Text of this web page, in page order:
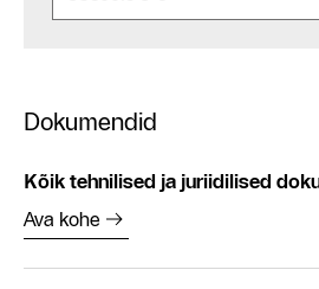
Dokumendid
Kõik tehnilised ja juriidilised
Ava kohe